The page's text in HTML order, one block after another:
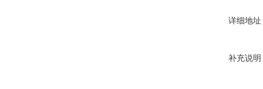
详细地址
补充说明